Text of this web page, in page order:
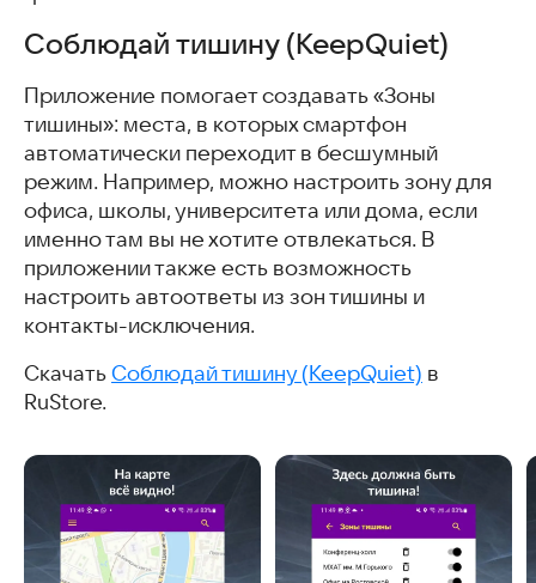
Соблюдай тишину (KeepQuiet)
Приложение помогает создавать «Зоны
тишины»: места, в которых смартфон
автоматически переходит в бесшумный
режим. Например, можно настроить зону для
офиса, школы, университета или дома, если
именно там вы не хотите отвлекаться. В
приложении также есть возможность
настроить автоответы из зон тишины и
контакты-исключения.
Скачать Соблюдай тишину (KeepQuiet) в
RuStore.